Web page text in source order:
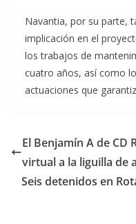
Navantia, por su parte,
implicación en el
los trabajos de
cuatro años, así como
actuaciones que
El Benjamín A de CD
virtual a la liguilla de
Seis detenidos en